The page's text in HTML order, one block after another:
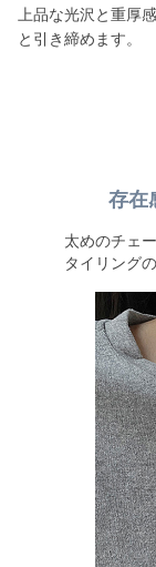
上品な光沢と重厚
と引き締めます。
存在
太めのチェ
タイリング